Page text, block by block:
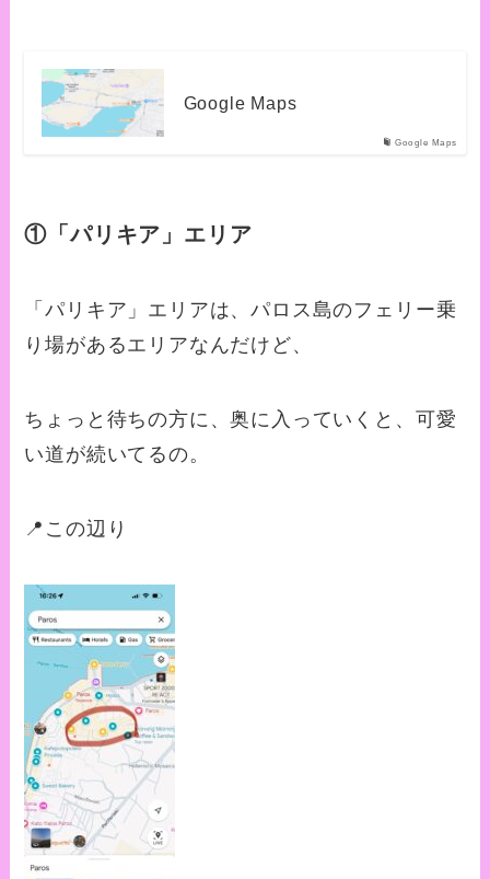
Google Maps
Google Maps
①「パリキア」エリア
「パリキア」エリアは、パロス島のフェリー乗
り場があるエリアなんだけど、
ちょっと待ちの方に、奥に入っていくと、可愛
い道が続いてるの。
📍この辺り